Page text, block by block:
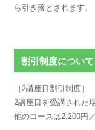
ら引き落とされます。
割引制度について
［2講座目割引制度］
2講座目を受講された
他のコースは2,200円